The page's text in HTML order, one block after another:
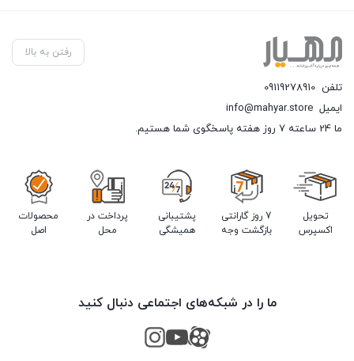
رفتن به بالا
تلفن 09119278910
ایمیل info@mahyar.store
ما 24 ساعته 7 روز هفته پاسخگوی شما هستیم.
تحویل
اکسپرس
7 روز گارانتی
بازگشت وجه
پشتیبانی
همیشگی
پرداخت در
محل
محصولات
اصل
ما را در شبکه‌های اجتماعی دنبال کنید